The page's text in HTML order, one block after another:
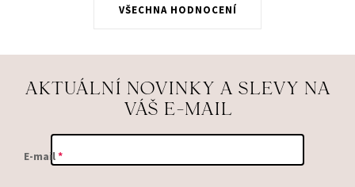
VŠECHNA HODNOCENÍ
AKTUÁLNÍ NOVINKY A SLEVY NA
VÁŠ E-MAIL
E-mail